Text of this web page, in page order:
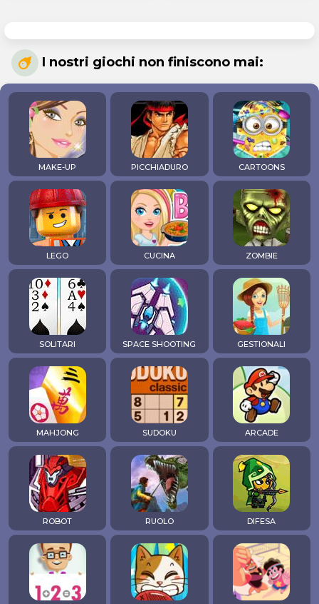
I nostri giochi non finiscono mai:
MAKE-UP PICCHIADURO CARTOONS
LEGO CUCINA ZOMBIE
SOLITARI SPACE SHOOTING GESTIONALI
MAHJONG SUDOKU ARCADE
ROBOT RUOLO DIFESA